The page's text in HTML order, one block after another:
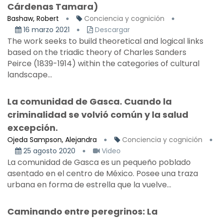
Cárdenas Tamara)
Bashaw, Robert
Conciencia y cognición
16 marzo 2021
Descargar
The work seeks to build theoretical and logical links
based on the triadic theory of Charles Sanders
Peirce (1839-1914) within the categories of cultural
landscape...
La comunidad de Gasca. Cuando la
criminalidad se volvió común y la salud
excepción.
Ojeda Sampson, Alejandra
Conciencia y cognición
25 agosto 2020
Video
La comunidad de Gasca es un pequeño poblado
asentado en el centro de México. Posee una traza
urbana en forma de estrella que la vuelve...
Caminando entre peregrinos: La